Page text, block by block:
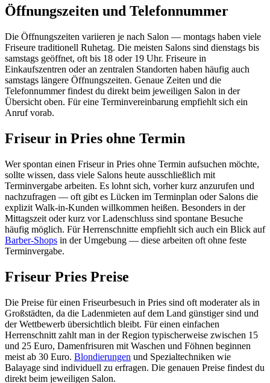
Öffnungszeiten und Telefonnummer
Die Öffnungszeiten variieren je nach Salon — montags haben viele
Friseure traditionell Ruhetag. Die meisten Salons sind dienstags bis
samstags geöffnet, oft bis 18 oder 19 Uhr. Friseure in
Einkaufszentren oder an zentralen Standorten haben häufig auch
samstags längere Öffnungszeiten. Genaue Zeiten und die
Telefonnummer findest du direkt beim jeweiligen Salon in der
Übersicht oben. Für eine Terminvereinbarung empfiehlt sich ein
Anruf vorab.
Friseur in Pries ohne Termin
Wer spontan einen Friseur in Pries ohne Termin aufsuchen möchte,
sollte wissen, dass viele Salons heute ausschließlich mit
Terminvergabe arbeiten. Es lohnt sich, vorher kurz anzurufen und
nachzufragen — oft gibt es Lücken im Terminplan oder Salons die
explizit Walk-in-Kunden willkommen heißen. Besonders in der
Mittagszeit oder kurz vor Ladenschluss sind spontane Besuche
häufig möglich. Für Herrenschnitte empfiehlt sich auch ein Blick auf
Barber-Shops in der Umgebung — diese arbeiten oft ohne feste
Terminvergabe.
Friseur Pries Preise
Die Preise für einen Friseurbesuch in Pries sind oft moderater als in
Großstädten, da die Ladenmieten auf dem Land günstiger sind und
der Wettbewerb übersichtlich bleibt. Für einen einfachen
Herrenschnitt zahlt man in der Region typischerweise zwischen 15
und 25 Euro, Damenfrisuren mit Waschen und Föhnen beginnen
meist ab 30 Euro. Blondierungen und Spezialtechniken wie
Balayage sind individuell zu erfragen. Die genauen Preise findest du
direkt beim jeweiligen Salon.